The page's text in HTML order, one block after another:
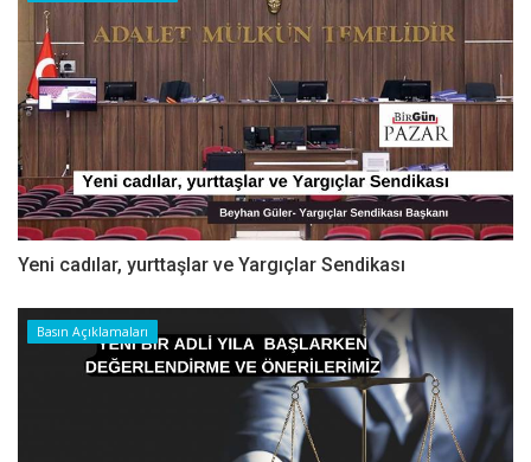
Yeni cadılar, yurttaşlar ve Yargıçlar Sendikası
Basın Açıklamaları